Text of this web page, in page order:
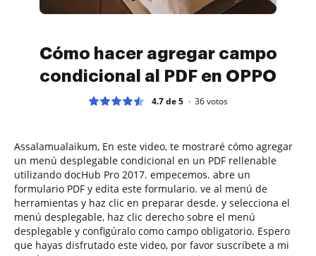
Cómo hacer agregar campo
condicional al PDF en OPPO
4.7 de 5 36votos
Assalamualaikum, En este video, te mostraré cómo agregar
un menú desplegable condicional en un PDF rellenable
utilizando docHub Pro 2017. empecemos. abre un
formulario PDF y edita este formulario. ve al menú de
herramientas y haz clic en preparar desde. y selecciona el
menú desplegable, haz clic derecho sobre el menú
desplegable y configúralo como campo obligatorio. Espero
que hayas disfrutado este video, por favor suscríbete a mi